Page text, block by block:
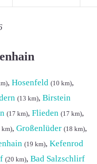
, Hosenfeld (10 km),
(13 km), Birstein
(17 km), Flieden (17 km),
km), Großenlüder (18 km),
(19 km), Kefenrod
(20 km), Bad Salzschlirf